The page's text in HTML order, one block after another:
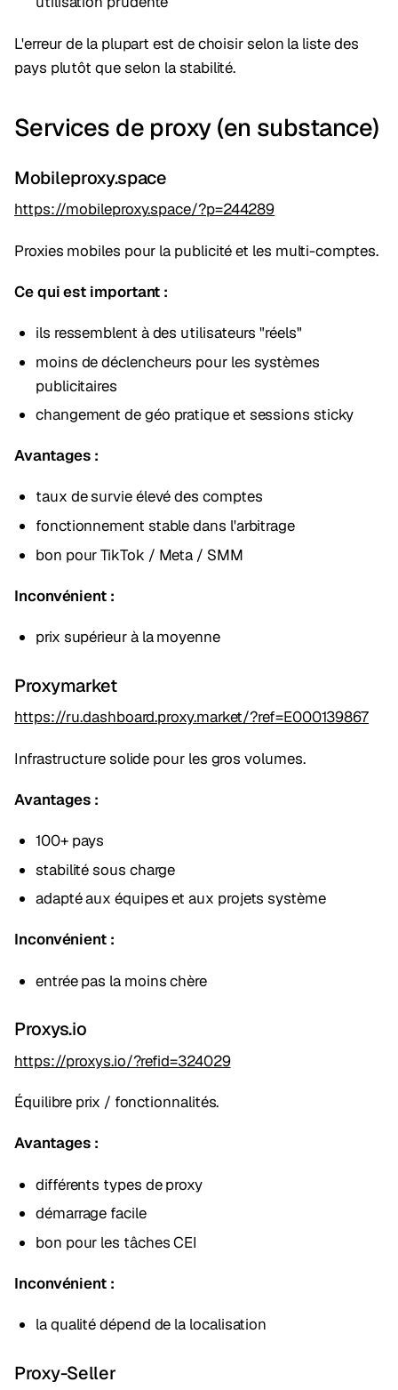
L'erreur de la plupart est de choisir selon la liste des
pays plutôt que selon la stabilité.
Services de proxy (en substance)
Mobileproxy.space
https://mobileproxy.space/?p=244289
Proxies mobiles pour la publicité et les multi-comptes.
Ce qui est important :
ils ressemblent à des utilisateurs "réels"
moins de déclencheurs pour les systèmes
publicitaires
changement de géo pratique et sessions sticky
Avantages :
taux de survie élevé des comptes
fonctionnement stable dans l'arbitrage
bon pour TikTok / Meta / SMM
Inconvénient :
prix supérieur à la moyenne
Proxymarket
https://ru.dashboard.proxy.market/?ref=E000139867
Infrastructure solide pour les gros volumes.
Avantages :
100+ pays
stabilité sous charge
adapté aux équipes et aux projets système
Inconvénient :
entrée pas la moins chère
Proxys.io
https://proxys.io/?refid=324029
Équilibre prix / fonctionnalités.
Avantages :
différents types de proxy
démarrage facile
bon pour les tâches CEI
Inconvénient :
la qualité dépend de la localisation
Proxy-Seller